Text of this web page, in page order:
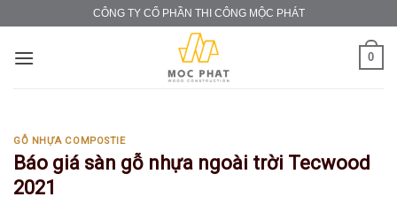
content
CÔNG TY CỔ PHẦN THI CÔNG MỘC PHÁT
0
GỖ NHỰA COMPOSTIE
Báo giá sàn gỗ nhựa ngoài trời Tecwood
2021